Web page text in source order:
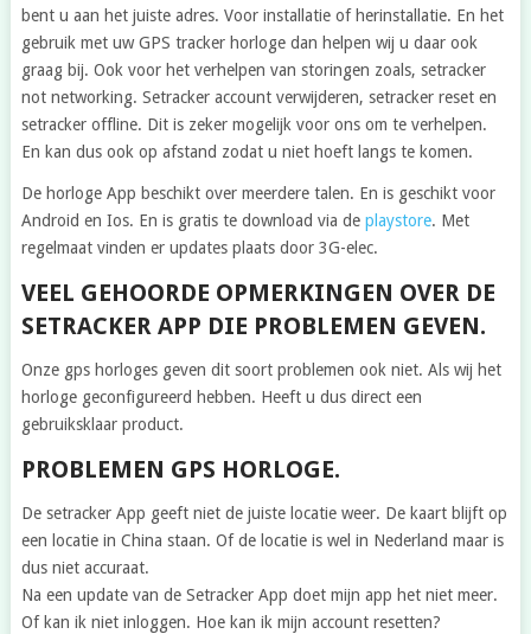
bent u aan het juiste adres. Voor installatie of herinstallatie. En het
gebruik met uw GPS tracker horloge dan helpen wij u daar ook
graag bij. Ook voor het verhelpen van storingen zoals, setracker
not networking. Setracker account verwijderen, setracker reset en
setracker offline. Dit is zeker mogelijk voor ons om te verhelpen.
En kan dus ook op afstand zodat u niet hoeft langs te komen.
De horloge App beschikt over meerdere talen. En is geschikt voor
Android en Ios. En is gratis te download via deplaystore. Met
regelmaat vinden er updates plaats door 3G-elec.
VEEL GEHOORDE OPMERKINGEN OVER DE
SETRACKER APP DIE PROBLEMEN GEVEN.
Onze gps horloges geven dit soort problemen ook niet. Als wij het
horloge geconfigureerd hebben. Heeft u dus direct een
gebruiksklaar product.
PROBLEMEN GPS HORLOGE.
De setracker App geeft niet de juiste locatie weer. De kaart blijft op
een locatie in China staan. Of de locatie is wel in Nederland maar is
dus niet accuraat.
Na een update van de Setracker App doet mijn app het niet meer.
Of kan ik niet inloggen. Hoe kan ik mijn account resetten?